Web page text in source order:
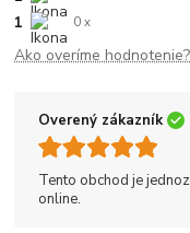
1 0 x
Ako overíme hodnotenie?
Overený zákazník
Tento obchod je
online.